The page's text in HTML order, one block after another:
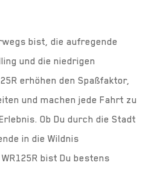
bist, die aufregende
und die niedrigen
erhöhen den Spaßfaktor,
und machen jede Fahrt zu
Ob Du durch die Stadt
in die Wildnis
bist Du bestens